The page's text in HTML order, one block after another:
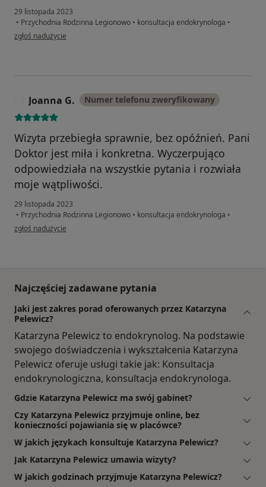
29 listopada 2023
• Przychodnia Rodzinna Legionowo • konsultacja endokrynologa •
w opinii użytkownika Anna
zgłoś nadużycie
Joanna G. Numer telefonu zweryfikowany
Wizyta przebiegła sprawnie, bez opóźnień. Pani
Doktor jest miła i konkretna. Wyczerpująco
odpowiedziała na wszystkie pytania i rozwiała
moje wątpliwości.
29 listopada 2023
• Przychodnia Rodzinna Legionowo • konsultacja endokrynologa •
w opinii użytkownika Joanna G.
zgłoś nadużycie
Najczęściej zadawane pytania
Jaki jest zakres porad oferowanych przez Katarzyna
Pelewicz?
Katarzyna Pelewicz to endokrynolog. Na podstawie
swojego doświadczenia i wykształcenia Katarzyna
Pelewicz oferuje usługi takie jak: Konsultacja
endokrynologiczna, konsultacja endokrynologa.
Gdzie Katarzyna Pelewicz ma swój gabinet?
Czy Katarzyna Pelewicz przyjmuje online, bez
konieczności pojawiania się w placówce?
W jakich językach konsultuje Katarzyna Pelewicz?
Jak Katarzyna Pelewicz umawia wizyty?
W jakich godzinach przyjmuje Katarzyna Pelewicz?